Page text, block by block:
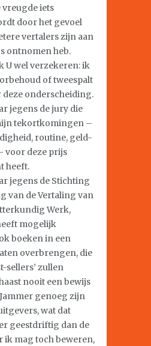
vreugde iets
door het gevoel
vertalers zijn aan
ontnomen heb.
U wel verzekeren: ik
of tweespalt
onderscheiding.
jegens de jury die
tekortkomingen –
routine, geld-
voor deze prijs
heeft.
jegens de Stichting
van de Vertaling van
Werk,
mogelijk
boeken in een
overbrengen, die
sellers’ zullen
nooit een bewijs
genoeg zijn
wat dat
geestdriftig dan de
ik mag toch beweren,